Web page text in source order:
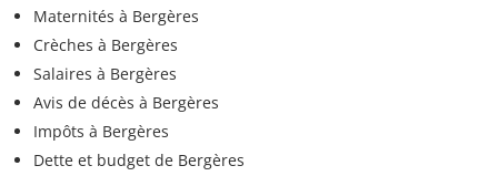
Maternités à Bergères
Crèches à Bergères
Salaires à Bergères
Avis de décès à Bergères
Impôts à Bergères
Dette et budget de Bergères